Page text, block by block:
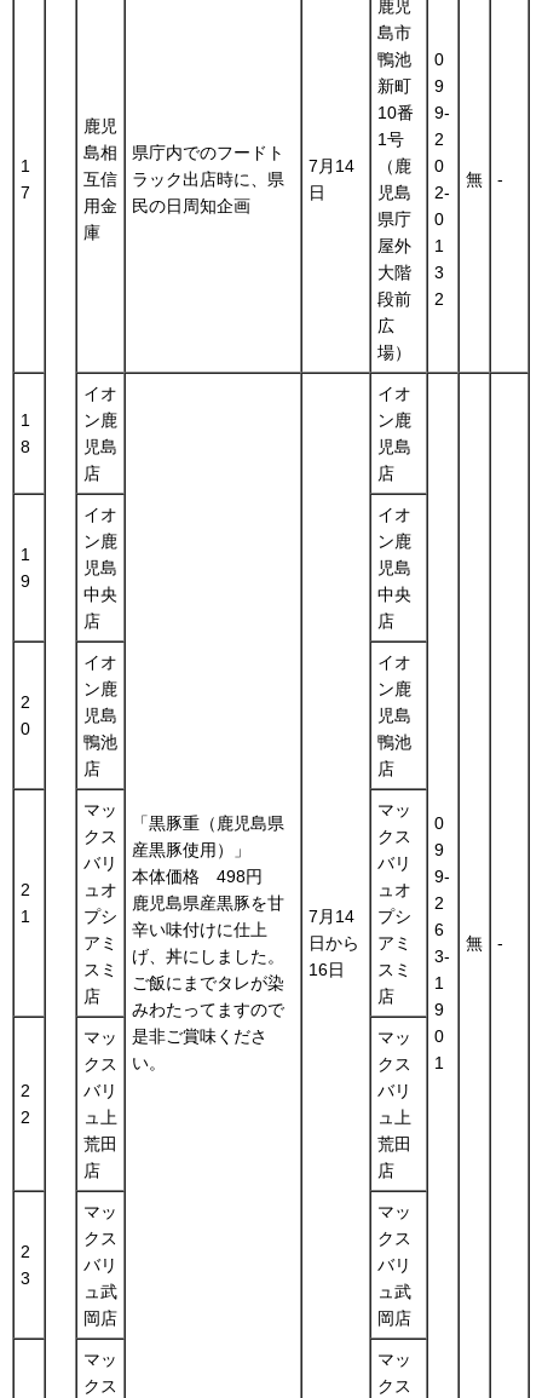
1
7
鹿児
島相
互信
用金
庫
県庁内でのフードト
ラック出店時に、県
民の日周知企画
7月14
日
鹿児
島市
鴨池
新町
10番
1号
（鹿
児島
県庁
屋外
大階
段前
広
場）
0
9
9-
2
0
2-
0
1
3
2
無 -
1
8
イオ
ン鹿
児島
店
「黒豚重（鹿児島県
産黒豚使用）」
本体価格 498円
鹿児島県産黒豚を甘
辛い味付けに仕上
げ、丼にしました。
ご飯にまでタレが染
みわたってますので
是非ご賞味くださ
い。
7月14
日から
16日
イオ
ン鹿
児島
店
0
9
9-
2
6
3-
1
9
0
1
無 -
1
9
イオ
ン鹿
児島
中央
店
イオ
ン鹿
児島
中央
店
2
0
イオ
ン鹿
児島
鴨池
店
イオ
ン鹿
児島
鴨池
店
2
1
マッ
クス
バリ
ュオ
プシ
アミ
スミ
店
マッ
クス
バリ
ュオ
プシ
アミ
スミ
店
2
2
マッ
クス
バリ
ュ上
荒田
店
マッ
クス
バリ
ュ上
荒田
店
2
3
マッ
クス
バリ
ュ武
岡店
マッ
クス
バリ
ュ武
岡店
マッ
クス
マッ
クス